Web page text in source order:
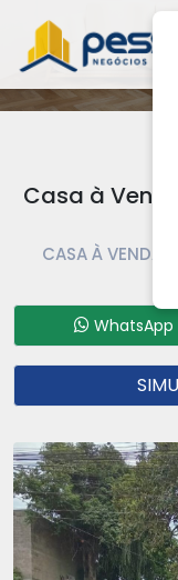
Casa à
CASA À VENDA |
WhatsApp